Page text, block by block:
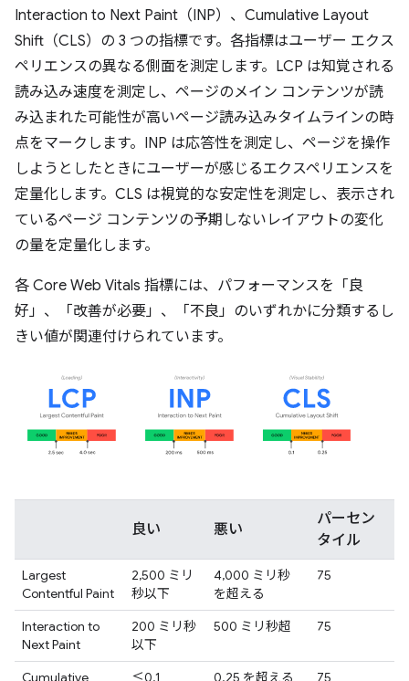
Interaction to Next Paint（INP）、Cumulative Layout
Shift（CLS）の 3 つの指標です。各指標はユーザー エクス
ペリエンスの異なる側面を測定します。LCP は知覚される
読み込み速度を測定し、ページのメイン コンテンツが読
み込まれた可能性が高いページ読み込みタイムラインの時
点をマークします。INP は応答性を測定し、ページを操作
しようとしたときにユーザーが感じるエクスペリエンスを
定量化します。CLS は視覚的な安定性を測定し、表示され
ているページ コンテンツの予期しないレイアウトの変化
の量を定量化します。
各 Core Web Vitals 指標には、パフォーマンスを「良
好」、「改善が必要」、「不良」のいずれかに分類するし
きい値が関連付けられています。
良い 悪い
パーセン
タイル
Largest
Contentful Paint
2,500 ミリ
秒以下
4,000 ミリ秒
を超える
75
Interaction to
Next Paint
200 ミリ秒
以下
500 ミリ秒超 75
Cumulative
≤0.1 0.25 を超える 75